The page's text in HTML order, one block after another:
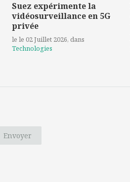
Suez expérimente la
vidéosurveillance en 5G
privée
le le 02 Juillet 2026, dans
Technologies
Envoyer